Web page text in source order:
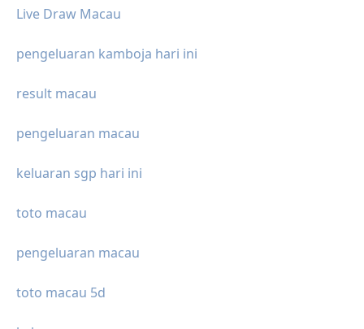
Live Draw Macau
pengeluaran kamboja hari ini
result macau
pengeluaran macau
keluaran sgp hari ini
toto macau
pengeluaran macau
toto macau 5d